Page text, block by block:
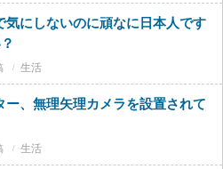
気にしないのに頑なに日本人です
生活
ー、無理矢理カメラを設置されて
生活